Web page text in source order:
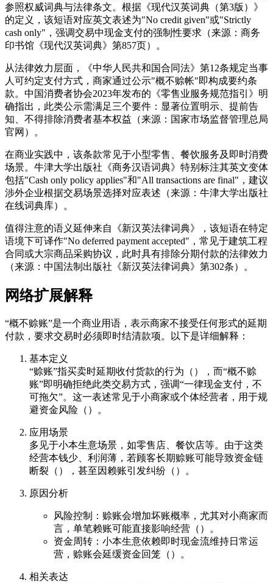
参照权威词典与法律条文。根据《现代汉英词典（第3版）》
的定义，该短语对应英文表述为"No credit given"或"Strictly
cash only"，强调交易中现金支付的强制性要求（来源：商务
印书馆《现代汉英词典》第857页）。
从法律效力层面，《中华人民共和国合同法》第12条规定当事
人可约定支付方式，商家通过公示"概不赊帐"即构成要约条
款。中国消费者协会2023年发布的《零售业服务规范指引》明
确指出，此类公示需满足三个要件：显著位置明示、提前告
知、不得排除消费者基本权益（来源：国家市场监督管理总局
官网）。
在商业实践中，该条款常见于小型零售、餐饮服务及即时消费
场景。牛津大学出版社《商务汉语词典》特别标注其英文变体
包括"Cash only policy applies"和"All transactions are final"，建议
涉外企业根据交易场景选择对应表述（来源：牛津大学出版社
在线词典库）。
值得注意的语义延伸来自《新汉英法律词典》，该短语在特定
语境下可译作"No deferred payment accepted"，常见于建筑工程
合同或大宗商品采购协议，此时具有排除分期付款的法律效力
（来源：中国法制出版社《新汉英法律词典》第302条）。
网络扩展解释
“概不赊账”是一个商业用语，表示商家不接受任何形式的延期
付款，要求交易时必须即时结清款项。以下是详细解释：
基本定义
“赊账”指买卖时延期收付货款的行为（），而“概不赊
账”即明确拒绝此类交易方式，强调“一律现金支付，不
可拖欠”。这一表述常见于小商家或个体经营者，用于规
避资金风险（）。
应用场景
多见于小本生意场景，如零售店、餐饮店等。由于这类
经营本钱少、利润薄，若顾客长期赊账可能导致资金链
断裂（），甚至因赖账引发纠纷（）。
原因分析
风险控制：赊账会增加坏账概率，尤其对小商家而
言，单笔赖账可能直接影响经营（）。
资金周转：小本生意依赖即时现金流维持日常运
营，赊账会延缓资金回笼（）。
相关表达